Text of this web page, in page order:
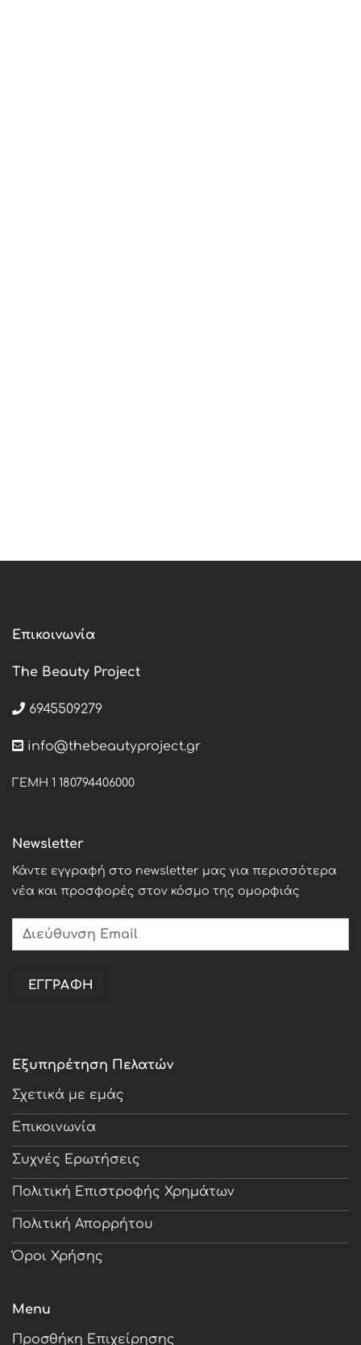
Επικοινωνία
The Beauty Project
6945509279
info@thebeautyproject.gr
ΓΕΜΗ 1 180794406000
Εξυπηρέτηση Πελατών
Σχετικά με εμάς
Επικοινωνία
Συχνές Ερωτήσεις
Πολιτική Επιστροφής Χρημάτων
Πολιτική Απορρήτου
Όροι Χρήσης
Menu
Προσθήκη Επιχείρησης
Newsletter
Κάντε εγγραφή στο newsletter μας για περισσότερα
νέα και προσφορές στον κόσμο της ομορφιάς